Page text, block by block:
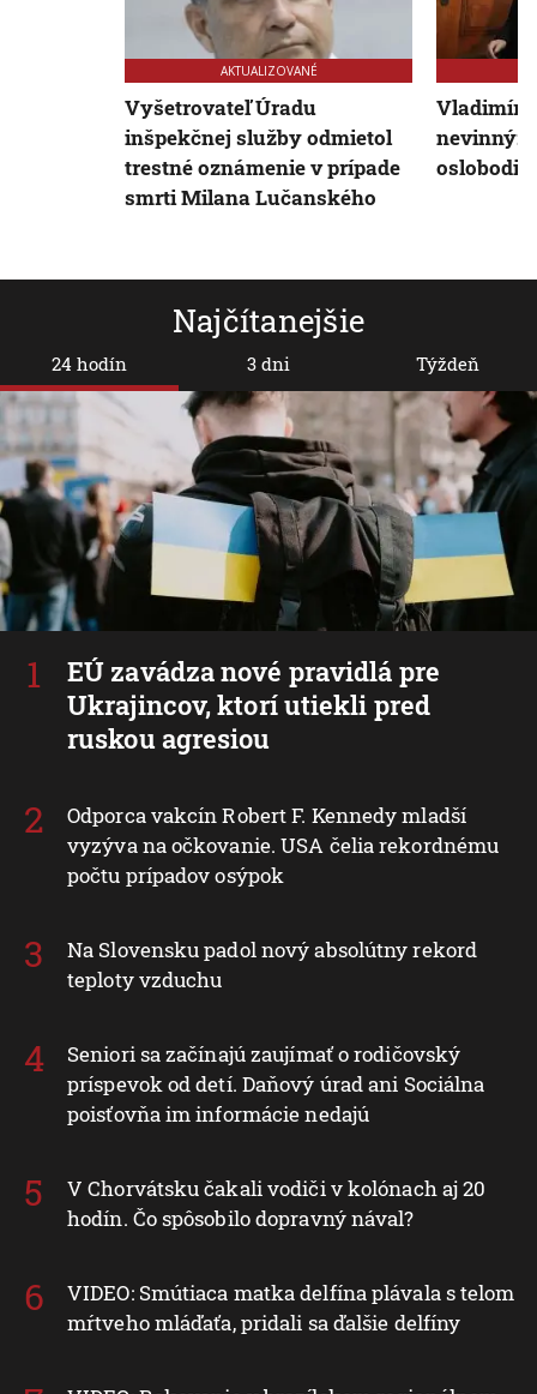
Najčítanejšie
24 hodín
EÚ zavádza nové pravidlá pre
Ukrajincov, ktorí utiekli pred
ruskou agresiou
Odporca vakcín Robert F. Kennedy mladší
vyzýva na očkovanie. USA čelia rekordnému
počtu prípadov osýpok
Na Slovensku padol nový absolútny rekord
teploty vzduchu
Seniori sa začínajú zaujímať o rodičovský
príspevok od detí. Daňový úrad ani Sociálna
poisťovňa im informácie nedajú
V Chorvátsku čakali vodiči v kolónach aj 20
hodín. Čo spôsobilo dopravný nával?
VIDEO: Smútiaca matka delfína plávala s telom
mŕtveho mláďaťa, pridali sa ďalšie delfíny
3 dni Týždeň
AKTUALIZOVANÉ
Vyšetrovateľ Úradu
inšpekčnej služby odmietol
trestné oznámenie v prípade
smrti Milana Lučanského
Vladimír
nevinný:
oslobodil